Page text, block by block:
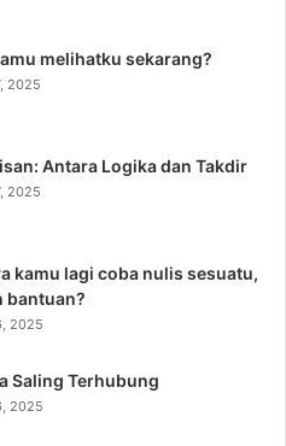
melihatku sekarang?
2025
Antara Logika dan Takdir
2025
kamu lagi coba nulis sesuatu,
bantuan?
2025
Saling Terhubung
2025